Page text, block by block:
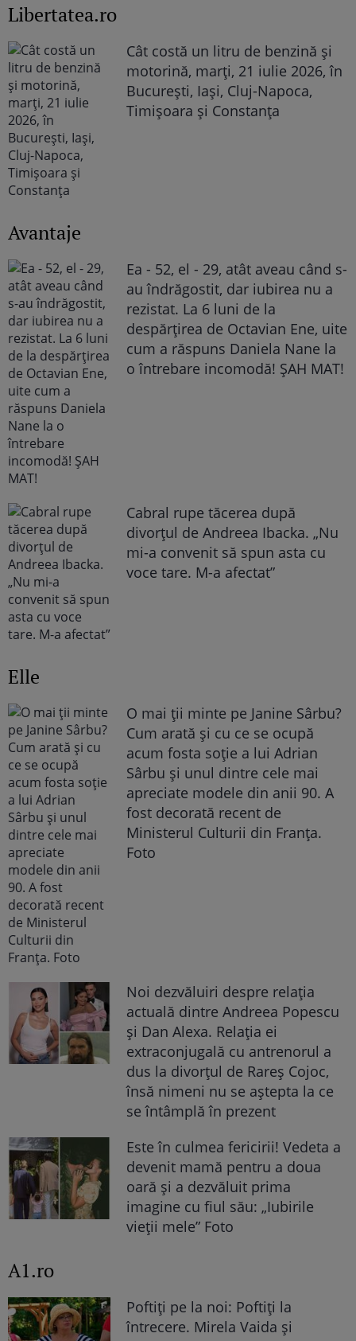
Libertatea.ro
Cât costă un litru de benzină și
motorină, marți, 21 iulie 2026, în
București, Iași, Cluj-Napoca,
Timișoara și Constanța
Avantaje
Ea - 52, el - 29, atât aveau când s-
au îndrăgostit, dar iubirea nu a
rezistat. La 6 luni de la
despărțirea de Octavian Ene, uite
cum a răspuns Daniela Nane la
o întrebare incomodă! ȘAH MAT!
Cabral rupe tăcerea după
divorțul de Andreea Ibacka. „Nu
mi-a convenit să spun asta cu
voce tare. M-a afectat”
Elle
O mai ții minte pe Janine Sârbu?
Cum arată și cu ce se ocupă
acum fosta soție a lui Adrian
Sârbu și unul dintre cele mai
apreciate modele din anii 90. A
fost decorată recent de
Ministerul Culturii din Franța.
Foto
Noi dezvăluiri despre relația
actuală dintre Andreea Popescu
și Dan Alexa. Relația ei
extraconjugală cu antrenorul a
dus la divorțul de Rareș Cojoc,
însă nimeni nu se aștepta la ce
se întâmplă în prezent
Este în culmea fericirii! Vedeta a
devenit mamă pentru a doua
oară și a dezvăluit prima
imagine cu fiul său: „Iubirile
vieții mele” Foto
A1.ro
Poftiți pe la noi: Poftiți la
întrecere. Mirela Vaida și